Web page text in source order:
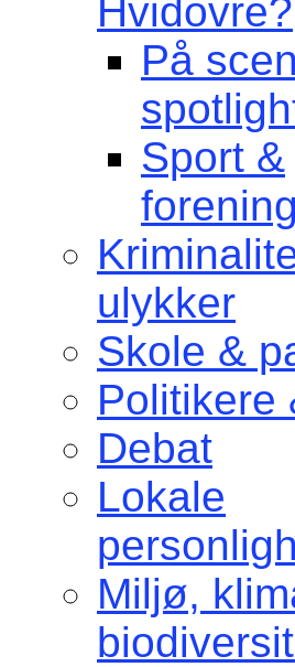
Hvidovre?
På
Sport &
ulykker
Skole &
Politikere
Debat
Lokale
Miljø,